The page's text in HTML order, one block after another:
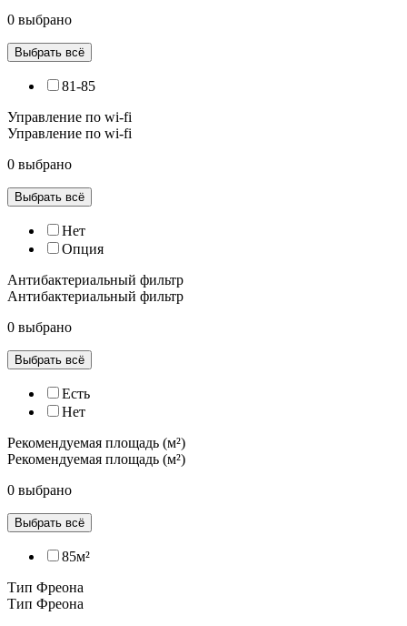
0 выбрано
Выбрать всё
81-85
Управление по wi-fi
Управление по wi-fi
0 выбрано
Выбрать всё
Нет
Опция
Антибактериальный фильтр
Антибактериальный фильтр
0 выбрано
Выбрать всё
Есть
Нет
Рекомендуемая площадь (м²)
Рекомендуемая площадь (м²)
0 выбрано
Выбрать всё
85м²
Тип Фреона
Тип Фреона